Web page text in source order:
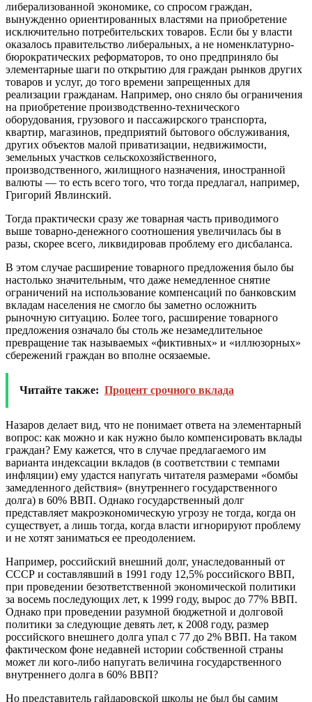
либерализованной экономике, со спросом граждан,
вынужденно ориентированных властями на приобретение
исключительно потребительских товаров. Если бы у власти
оказалось правительство либеральных, а не номенклатурно-
бюрократических реформаторов, то оно предприняло бы
элементарные шаги по открытию для граждан рынков других
товаров и услуг, до того времени запрещенных для
реализации гражданам. Например, оно сняло бы ограничения
на приобретение производственно-технического
оборудования, грузового и пассажирского транспорта,
квартир, магазинов, предприятий бытового обслуживания,
других объектов малой приватизации, недвижимости,
земельных участков сельскохозяйственного,
производственного, жилищного назначения, иностранной
валюты — то есть всего того, что тогда предлагал, например,
Григорий Явлинский.
Тогда практически сразу же товарная часть приводимого
выше товарно-денежного соотношения увеличилась бы в
разы, скорее всего, ликвидировав проблему его дисбаланса.
В этом случае расширение товарного предложения было бы
настолько значительным, что даже немедленное снятие
ограничений на использование компенсаций по банковским
вкладам населения не смогло бы заметно осложнить
рыночную ситуацию. Более того, расширение товарного
предложения означало бы столь же незамедлительное
превращение так называемых «фиктивных» и «иллюзорных»
сбережений граждан во вполне осязаемые.
Читайте также: Процент срочного вклада
Назаров делает вид, что не понимает ответа на элементарный
вопрос: как можно и как нужно было компенсировать вклады
граждан? Ему кажется, что в случае предлагаемого им
варианта индексации вкладов (в соответствии с темпами
инфляции) ему удастся напугать читателя размерами «бомбы
замедленного действия» (внутреннего государственного
долга) в 60% ВВП. Однако государственный долг
представляет макроэкономическую угрозу не тогда, когда он
существует, а лишь тогда, когда власти игнорируют проблему
и не хотят заниматься ее преодолением.
Например, российский внешний долг, унаследованный от
СССР и составлявший в 1991 году 12,5% российского ВВП,
при проведении безответственной экономической политики
за восемь последующих лет, к 1999 году, вырос до 77% ВВП.
Однако при проведении разумной бюджетной и долговой
политики за следующие девять лет, к 2008 году, размер
российского внешнего долга упал с 77 до 2% ВВП. На таком
фактическом фоне недавней истории собственной страны
может ли кого-либо напугать величина государственного
внутреннего долга в 60% ВВП?
Но представитель гайдаровской школы не был бы самим